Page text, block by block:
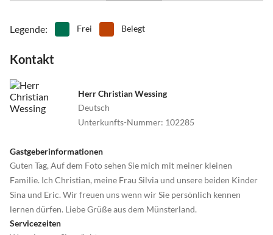
Legende: Frei Belegt
Kontakt
Herr Christian Wessing
Deutsch
Unterkunfts-Nummer: 102285
Gastgeberinformationen
Guten Tag, Auf dem Foto sehen Sie mich mit meiner kleinen
Familie. Ich Christian, meine Frau Silvia und unsere beiden Kinder
Sina und Eric. Wir freuen uns wenn wir Sie persönlich kennen
lernen dürfen. Liebe Grüße aus dem Münsterland.
Servicezeiten